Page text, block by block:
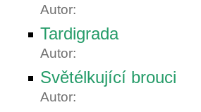
Autor:
Tardigrada
Autor:
Světélkující brouci
Autor: